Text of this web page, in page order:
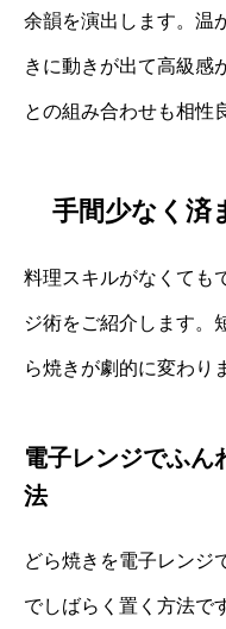
余韻を演出します。温
きに動きが出て高級感
との組み合わせも相性
手間少なく済
料理スキルがなくても
ジ術をご紹介します。
ら焼きが劇的に変わり
電子レンジでふん
法
どら焼きを電子レンジ
でしばらく置く方法で